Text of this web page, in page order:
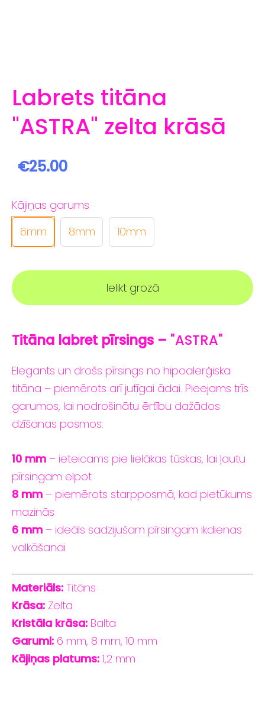
Labrets titāna
"ASTRA" zelta krāsā
€25.00
Kājiņas garums
6mm
8mm 10mm
Ielikt grozā
Titāna labret pīrsings – "ASTRA"
Elegants un drošs pīrsings no hipoalerģiska
titāna – piemērots arījutīgai ādai. Pieejams trīs
garumos, lai nodrošinātu ērtību dažādos
dzīšanas posmos:
10 mm – ieteicams pie lielākas tūskas, lai ļautu
pīrsingam elpot
8 mm – piemērots starpposmā, kad pietūkums
mazinās
6 mm – ideāls sadzijušam pīrsingam ikdienas
valkāšanai
Materiāls: Titāns
Krāsa: Zelta
Kristāla krāsa: Balta
Garumi: 6 mm, 8 mm, 10 mm
Kājiņas platums: 1,2 mm